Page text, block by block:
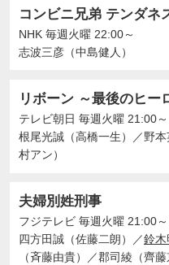
コンビニ兄弟 テンダネ
NHK 毎週火曜 22:00～
志波三彦（中島健人）
リボーン ～最後のヒー
テレビ朝日 毎週火曜 21:00～
根尾光誠（高橋一生）
／野本
村アン）
夫婦別姓刑事
フジテレビ 毎週火曜 21:00～
四方田誠（佐藤二朗）
／鈴木
（斉藤由貴）
／郡司綾（齊藤